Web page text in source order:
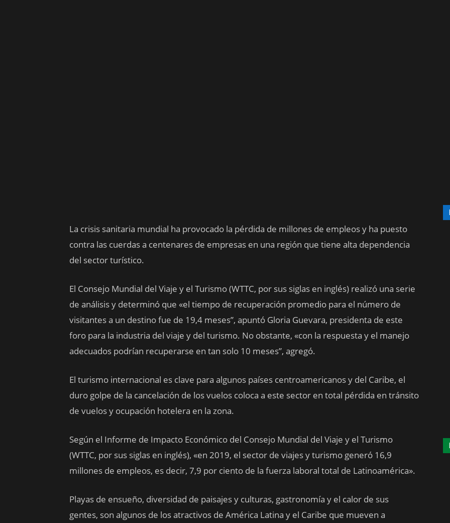
La crisis sanitaria mundial ha provocado la pérdida de millones de empleos y ha puesto
contra las cuerdas a centenares de empresas en una región que tiene alta dependencia
del sector turístico.
El Consejo Mundial del Viaje y el Turismo (WTTC, por sus siglas en inglés) realizó una serie
de análisis y determinó que «el tiempo de recuperación promedio para el número de
visitantes a un destino fue de 19,4 meses”, apuntó Gloria Guevara, presidenta de este
foro para la industria del viaje y del turismo. No obstante, «con la respuesta y el manejo
adecuados podrían recuperarse en tan solo 10 meses”, agregó.
El turismo internacional es clave para algunos países centroamericanos y del Caribe, el
duro golpe de la cancelación de los vuelos coloca a este sector en total pérdida en tránsito
de vuelos y ocupación hotelera en la zona.
Según el Informe de Impacto Económico del Consejo Mundial del Viaje y el Turismo
(WTTC, por sus siglas en inglés), «en 2019, el sector de viajes y turismo generó 16,9
millones de empleos, es decir, 7,9 por ciento de la fuerza laboral total de Latinoamérica».
Playas de ensueño, diversidad de paisajes y culturas, gastronomía y el calor de sus
gentes, son algunos de los atractivos de América Latina y el Caribe que mueven a